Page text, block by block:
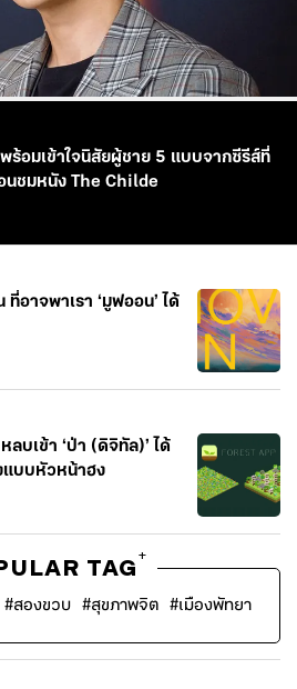
ร้อมเข้าใจนิสัยผู้ชาย 5 แบบจากซีรีส์ที่
นชมหนัง The Childe
อาจพาเรา ‘มูฟออน’ ได้
บเข้า ‘ป่า (ดิจิทัล)’ ได้
แบบหัวหน้าฮง
TAG
+
#สองขวบ #สุขภาพจิต #เมืองพัทยา